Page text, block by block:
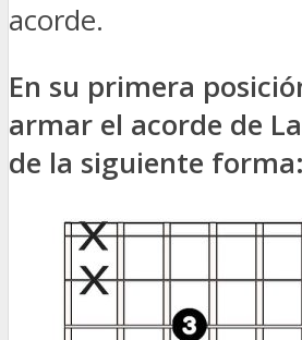
acorde.
En su primera
armar el acorde de
de la siguiente forma: